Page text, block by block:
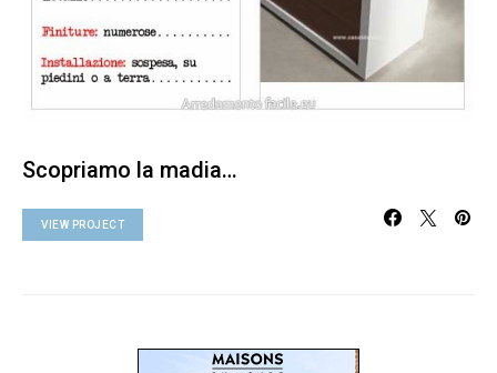
Scopriamo la madia…
VIEW PROJECT